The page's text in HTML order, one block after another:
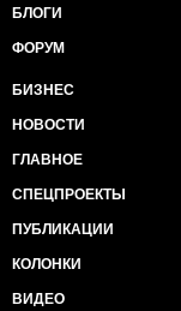
БЛОГИ
ФОРУМ
БИЗНЕС
НОВОСТИ
ГЛАВНОЕ
СПЕЦПРОЕКТЫ
ПУБЛИКАЦИИ
КОЛОНКИ
ВИДЕО